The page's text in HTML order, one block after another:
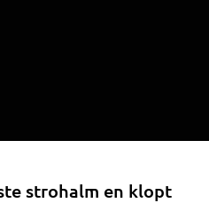
strohalm en klopt